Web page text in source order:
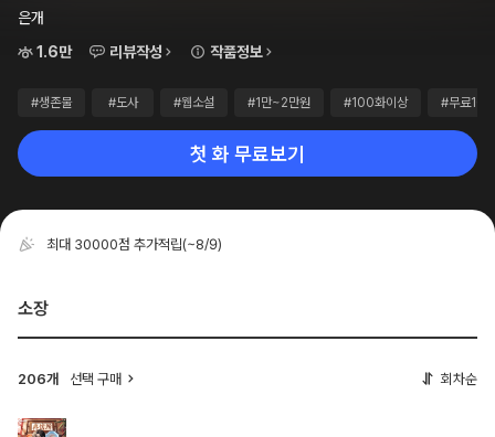
은개
1.6만
리뷰작성 작품정보
#생존물 #도사 #웹소설 #1만~2만원 #100화이상 #무료10
첫 화 무료보기
최대 30000점 추가적립(~8/9)
소장
206개 선택 구매 회차순